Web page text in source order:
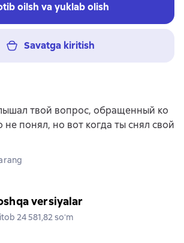
oilsh va yuklab olish
Savatga kiritish
твой вопрос, обращенный ко
понял, но вот когда ты снял свой
versiyalar
24 581,82 soʻm